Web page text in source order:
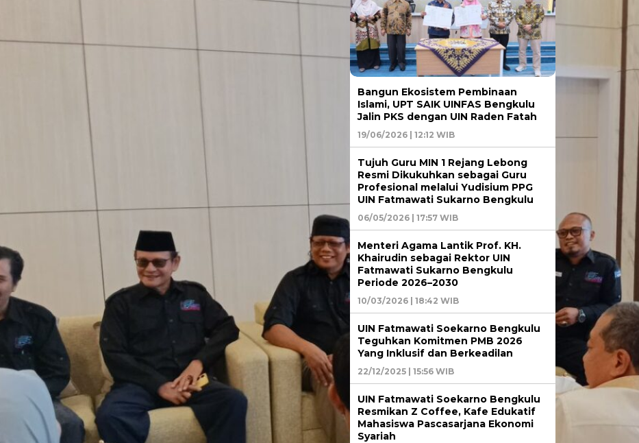
Bangun Ekosistem Pembinaan
Islami, UPT SAIK UINFAS Bengkulu
Jalin PKS dengan UIN Raden Fatah
19/06/2026 | 12:12 WIB
Tujuh Guru MIN 1 Rejang Lebong
Resmi Dikukuhkan sebagai Guru
Profesional melalui Yudisium PPG
UIN Fatmawati Sukarno Bengkulu
06/05/2026 | 17:57 WIB
Menteri Agama Lantik Prof. KH.
Khairudin sebagai Rektor UIN
Fatmawati Sukarno Bengkulu
Periode 2026–2030
10/03/2026 | 18:42 WIB
UIN Fatmawati Soekarno Bengkulu
Teguhkan Komitmen PMB 2026
Yang Inklusif dan Berkeadilan
22/12/2025 | 15:56 WIB
UIN Fatmawati Soekarno Bengkulu
Resmikan Z Coffee, Kafe Edukatif
Mahasiswa Pascasarjana Ekonomi
Syariah